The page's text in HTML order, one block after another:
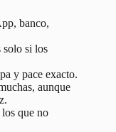
banco,
solo si los
y pace exacto.
aunque
que no